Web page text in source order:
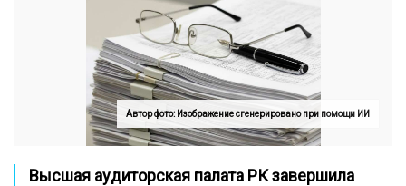
Автор фото: Изображение сгенерировано при помощи ИИ
Высшая аудиторская палата РК завершила